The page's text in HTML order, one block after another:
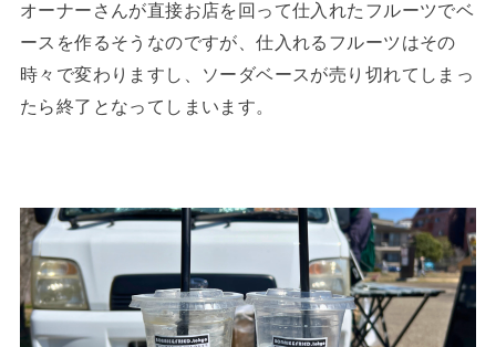
オーナーさんが直接お店を回って仕入れたフルーツでベ
ースを作るそうなのですが、仕入れるフルーツはその
時々で変わりますし、ソーダベースが売り切れてしまっ
たら終了となってしまいます。